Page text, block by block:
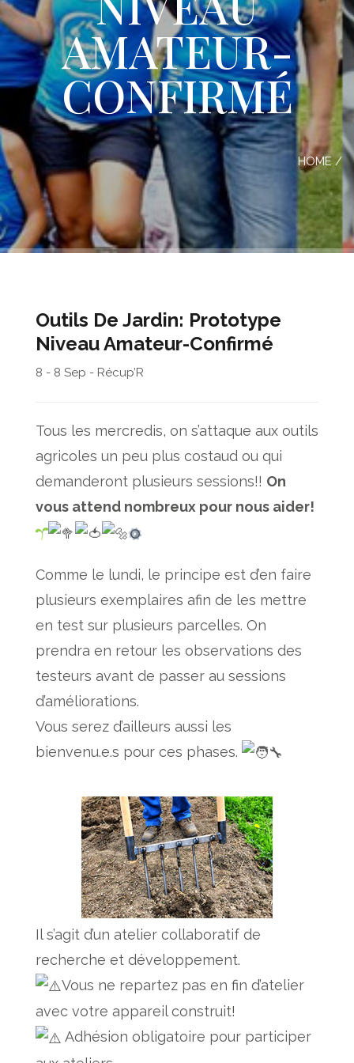
AMATEUR-
CONFIRMÉ
HOME /
Outils De Jardin: Prototype
Niveau Amateur-Confirmé
8 - 8 Sep - Récup’R
Tous les mercredis, on s’attaque aux outils
agricoles un peu plus costaud ou qui
demanderont plusieurs sessions!! On
vous attend nombreux pour nous aider!
Comme le lundi, le principe est d’en faire
plusieurs exemplaires afin de les mettre
en test sur plusieurs parcelles. On
prendra en retour les observations des
testeurs avant de passer au sessions
d’améliorations.
Vous serez d’ailleurs aussi les
bienvenu.e.s pour ces phases.
Il s’agit d’un atelier collaboratif de
recherche et développement.
Vous ne repartez pas en fin d’atelier
avec votre appareil construit!
Adhésion obligatoire pour participer